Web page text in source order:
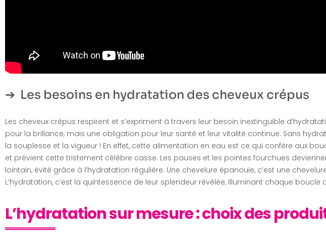
Les besoins en hydratation des cheveux crépus
Les cheveux crépus respirent et s’expriment à travers leur besoin inextinguible
pour la brillance, mais une obligation pour leur santé et leur vitalité continue. Sans
la souplesse et la vigueur ! En effet, cette alimentation en eau est ce qui confère aux
et prévient cette tristement célèbre casse. Les pauses et les pointes fourchues
lointain, évité grâce à l’hydratation régulière. Une chevelure épanouie, c’est une
L’hydratation, c’est la quintessence de leur splendeur révélée, illuminant chaque boucle
L’hydratation sur mesure : choix des